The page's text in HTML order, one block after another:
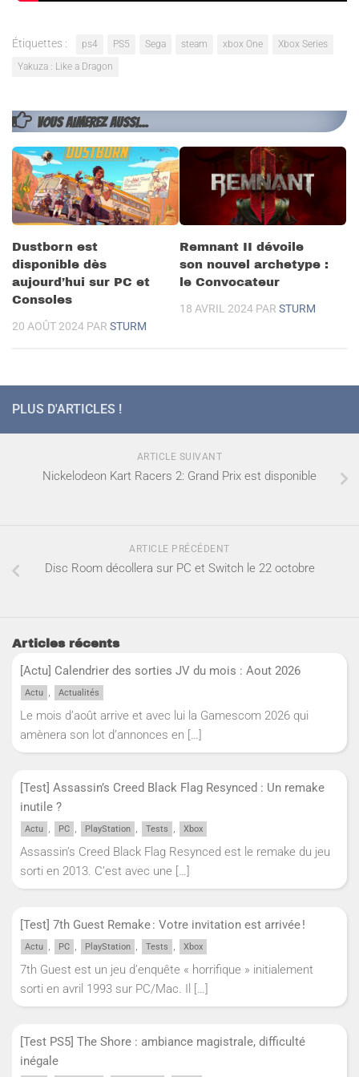
Étiquettes : ps4 PS5 Sega steam xbox One
Xbox Series
Yakuza : Like a Dragon
VOUS AIMEREZ AUSSI...
Dustborn est
disponible dès
aujourd’hui sur PC et
Consoles
20 AOÛT 2024 PAR STURM
Remnant II dévoile
son nouvel archetype :
le Convocateur
18 AVRIL 2024 PAR STURM
PLUS D'ARTICLES !
ARTICLE SUIVANT
Nickelodeon Kart Racers 2: Grand Prix est disponible
ARTICLE PRÉCÉDENT
Disc Room décollera sur PC et Switch le 22 octobre
Articles récents
[Actu] Calendrier des sorties JV du mois : Aout 2026
Actu Actualités
Le mois d’août arrive et avec lui la Gamescom 2026 qui
amènera son lot d’annonces en […]
[Test] Assassin’s Creed Black Flag Resynced : Un remake
inutile ?
Actu , PC , PlayStation , Tests , Xbox
Assassin’s Creed Black Flag Resynced est le remake du jeu
sorti en 2013. C’est avec une […]
[Test] 7th Guest Remake : Votre invitation est arrivée !
Actu PC PlayStation Tests Xbox
7th Guest est un jeu d’enquête « horrifique » initialement
sorti en avril 1993 sur PC/Mac. Il […]
[Test PS5] The Shore : ambiance magistrale, difficulté
inégale